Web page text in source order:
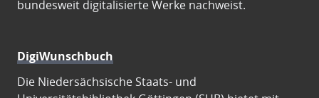
bundesweit digitalisierte Werke nachweist.
DigiWunschbuch
Die Niedersächsische Staats- und